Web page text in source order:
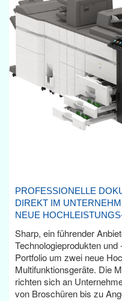
PROFESSIONELLE
DIREKT IM
NEUE
Sharp, ein führender
Technologieprodukten
Portfolio um zwei neue
Multifunktionsgeräte. Die
richten sich an
von Broschüren bis zu